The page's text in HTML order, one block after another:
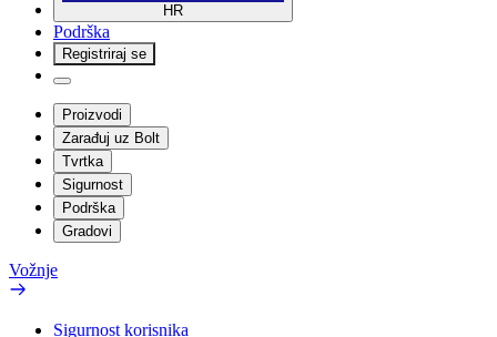
HR
Podrška
Registriraj se
Proizvodi
Zarađuj uz Bolt
Tvrtka
Sigurnost
Podrška
Gradovi
Vožnje
Sigurnost korisnika